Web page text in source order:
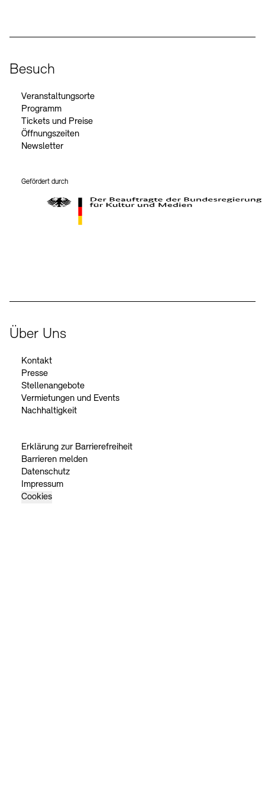
Besuch
Veranstaltungsorte
Programm
Tickets und Preise
Öffnungszeiten
Newsletter
Gefördert durch
Über Uns
Kontakt
Presse
Stellenangebote
Vermietungen und Events
Nachhaltigkeit
Erklärung zur Barrierefreiheit
Barrieren melden
Datenschutz
Impressum
Cookies